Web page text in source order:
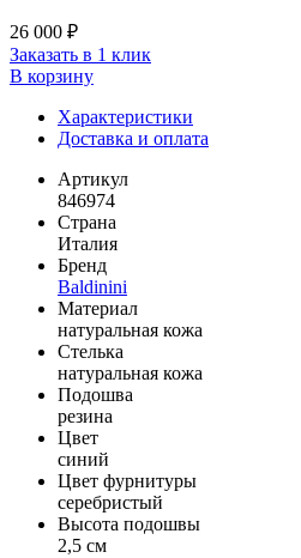
26 000 ₽
Заказать в 1 клик
В корзину
Характеристики
Доставка и оплата
Артикул
846974
Страна
Италия
Бренд
Baldinini
Материал
натуральная кожа
Стелька
натуральная кожа
Подошва
резина
Цвет
синий
Цвет фурнитуры
серебристый
Высота подошвы
2,5 см